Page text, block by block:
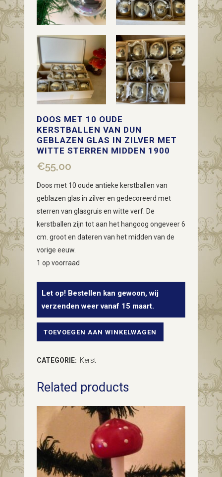
DOOS MET 10 OUDE
KERSTBALLEN VAN DUN
GEBLAZEN GLAS IN ZILVER MET
WITTE STERREN MIDDEN 1900
€55,00
Doos met 10 oude antieke kerstballen van
geblazen glas in zilver en gedecoreerd met
sterren van glasgruis en witte verf. De
kerstballen zijn tot aan het hangoog ongeveer 6
cm. groot en dateren van het midden van de
vorige eeuw.
1 op voorraad
Let op! Bestellen kan gewoon, wij
verzenden weer vanaf 15 maart.
Doos
oude
kerstballen
dun
TOEVOEGEN AAN WINKELWAGEN
CATEGORIE: Kerst
Related products